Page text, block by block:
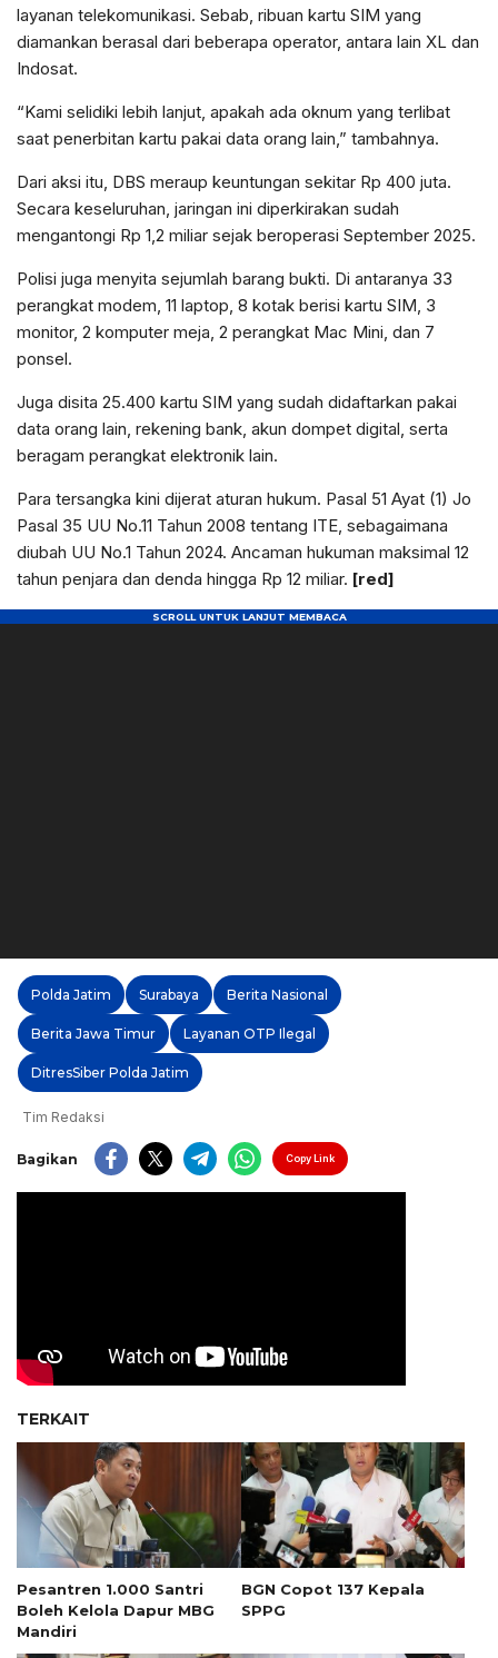
layanan telekomunikasi. Sebab, ribuan kartu SIM yang
diamankan berasal dari beberapa operator, antara lain XL dan
Indosat.
“Kami selidiki lebih lanjut, apakah ada oknum yang terlibat
saat penerbitan kartu pakai data orang lain,” tambahnya.
Dari aksi itu, DBS meraup keuntungan sekitar Rp 400 juta.
Secara keseluruhan, jaringan ini diperkirakan sudah
mengantongi Rp 1,2 miliar sejak beroperasi September 2025.
Polisi juga menyita sejumlah barang bukti. Di antaranya 33
perangkat modem, 11 laptop, 8 kotak berisi kartu SIM, 3
monitor, 2 komputer meja, 2 perangkat Mac Mini, dan 7
ponsel.
Juga disita 25.400 kartu SIM yang sudah didaftarkan pakai
data orang lain, rekening bank, akun dompet digital, serta
beragam perangkat elektronik lain.
Para tersangka kini dijerat aturan hukum. Pasal 51 Ayat (1) Jo
Pasal 35 UU No.11 Tahun 2008 tentang ITE, sebagaimana
diubah UU No.1 Tahun 2024. Ancaman hukuman maksimal 12
tahun penjara dan denda hingga Rp 12 miliar. [red]
Polda Jatim Surabaya Berita Nasional
Berita Jawa Timur Layanan OTP Ilegal
DitresSiber Polda Jatim
Tim Redaksi
Bagikan Copy Link
TERKAIT
Pesantren 1.000 Santri
Boleh Kelola Dapur MBG
Mandiri
BGN Copot 137 Kepala
SPPG